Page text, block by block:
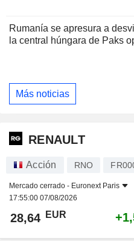
Rumanía se apresura a
la central húngara de Paks
Más noticias
RENAULT
Acción RNO
Mercado cerrado - Euronext Paris
17:55:00 07/08/2026
28,64 EUR